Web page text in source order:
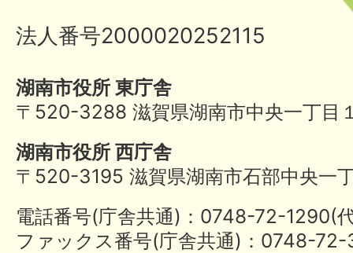
法人番号2000020252115
湖南市役所 東庁舎
〒520-3288 滋賀県湖南市中央一丁目
湖南市役所 西庁舎
〒520-3195 滋賀県湖南市石部中央一
電話番号(庁舎共通)：0748-72-
ファックス番号(庁舎共通)：0748-